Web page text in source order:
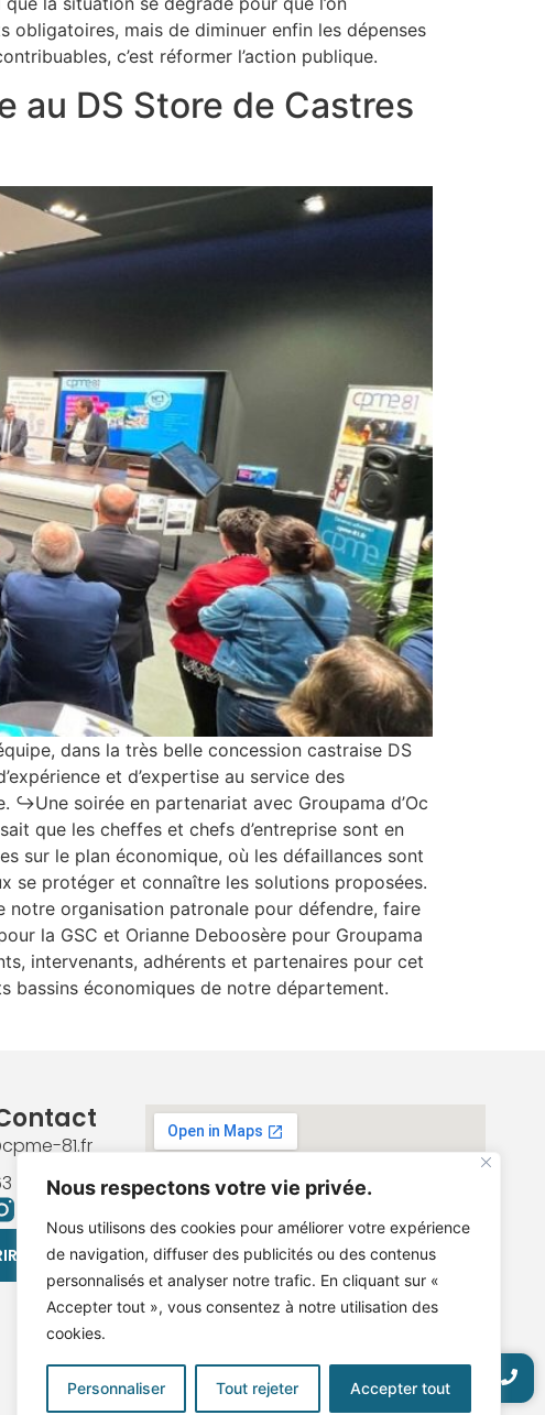
Nous respectons votre vie privée.
Nous utilisons des cookies pour améliorer votre expérience
de navigation, diffuser des publicités ou des contenus
personnalisés et analyser notre trafic. En cliquant sur «
Accepter tout », vous consentez à notre utilisation des
cookies.
Personnaliser Tout rejeter Accepter tout
obligatoires, mais de diminuer enfin les dépenses
c’est réformer l’action publique.
au DS Store de Castres
dans la très belle concession castraise DS
et d’expertise au service des
↪️Une soirée en partenariat avec Groupama d’Oc
que les cheffes et chefs d’entreprise sont en
sur le plan économique, où les défaillances sont
se protéger et connaître les solutions proposées.
notre organisation patronale pour défendre, faire
la GSC et Orianne Deboosère pour Groupama
intervenants, adhérents et partenaires pour cet
économiques de notre département.
81.fr
40 78 89